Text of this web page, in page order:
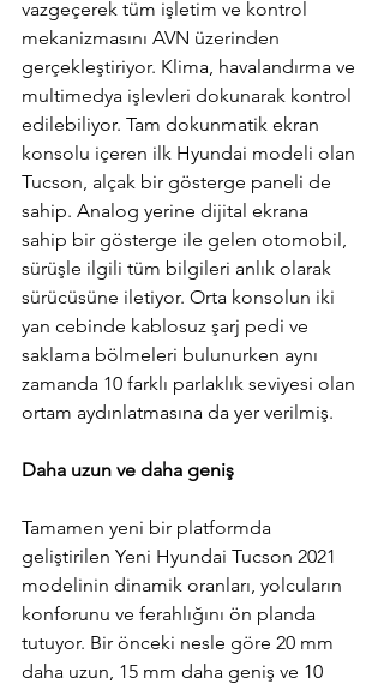
vazgeçerek tüm işletim ve kontrol
mekanizmasını AVN üzerinden
gerçekleştiriyor. Klima, havalandırma ve
multimedya işlevleri dokunarak kontrol
edilebiliyor. Tam dokunmatik ekran
konsolu içeren ilk Hyundai modeli olan
Tucson, alçak bir gösterge paneli de
sahip. Analog yerine dijital ekrana
sahip bir gösterge ile gelen otomobil,
sürüşle ilgili tüm bilgileri anlık olarak
sürücüsüne iletiyor. Orta konsolun iki
yan cebinde kablosuz şarj pedi ve
saklama bölmeleri bulunurken aynı
zamanda 10 farklı parlaklık seviyesi olan
ortam aydınlatmasına da yer verilmiş.
Daha uzun ve daha geniş
Tamamen yeni bir platformda
geliştirilen Yeni Hyundai Tucson 2021
modelinin dinamik oranları, yolcuların
konforunu ve ferahlığını ön planda
tutuyor. Bir önceki nesle göre 20 mm
daha uzun, 15 mm daha geniş ve 10